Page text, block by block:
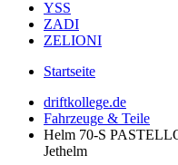
YSS
ZADI
ZELIONI
Startseite
driftkollege.de
Fahrzeuge & Teile
Helm 70-S
Jethelm